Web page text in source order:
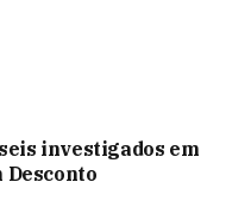
investigados em
Desconto